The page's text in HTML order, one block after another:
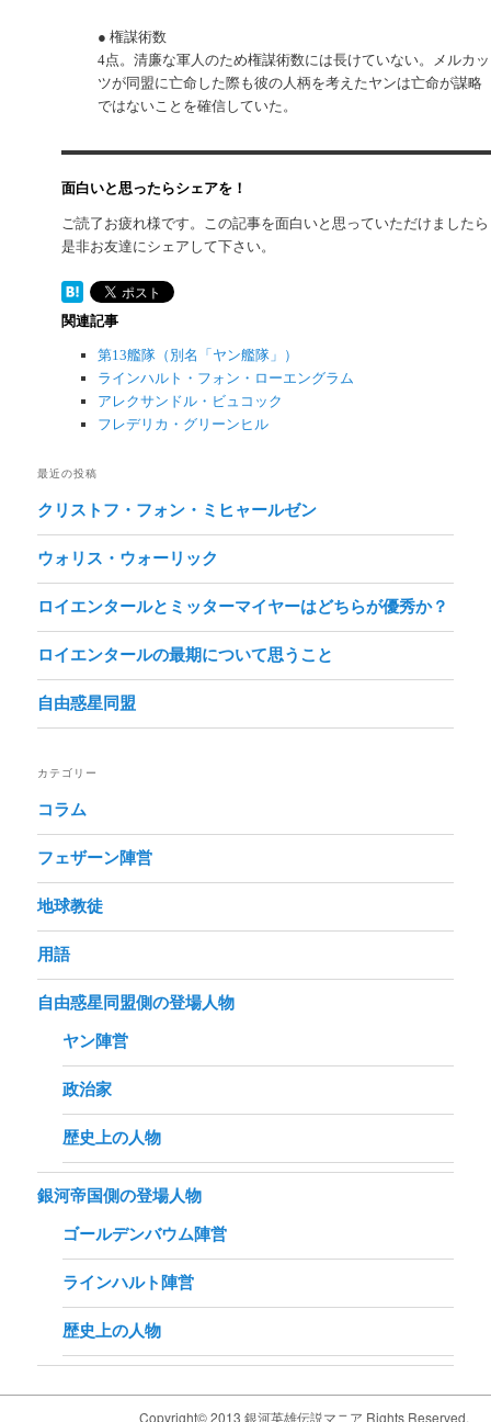
● 権謀術数
4点。清廉な軍人のため権謀術数には長けていない。メルカッ
ツが同盟に亡命した際も彼の人柄を考えたヤンは亡命が謀略
ではないことを確信していた。
面白いと思ったらシェアを！
ご読了お疲れ様です。この記事を面白いと思っていただけましたら
是非お友達にシェアして下さい。
関連記事
第13艦隊（別名「ヤン艦隊」）
ラインハルト・フォン・ローエングラム
アレクサンドル・ビュコック
フレデリカ・グリーンヒル
最近の投稿
クリストフ・フォン・ミヒャールゼン
ウォリス・ウォーリック
ロイエンタールとミッターマイヤーはどちらが優秀か？
ロイエンタールの最期について思うこと
自由惑星同盟
カテゴリー
コラム
フェザーン陣営
地球教徒
用語
自由惑星同盟側の登場人物
ヤン陣営
政治家
歴史上の人物
銀河帝国側の登場人物
ゴールデンバウム陣営
ラインハルト陣営
歴史上の人物
Copyright© 2013 銀河英雄伝説マニア Rights Reserved.